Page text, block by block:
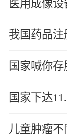
医用成像
我国药品
国家喊你
国家下达
儿童肿瘤